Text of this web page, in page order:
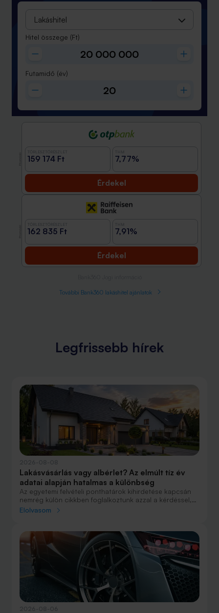
Lakáshitel
Hitel összege (Ft)
Futamidő (év)
159 174 Ft 7,77%
Érdekel
162 835 Ft 7,91%
Érdekel
További Bank360 lakáshitel ajánlatok
Legfrissebb hírek
Lakásvásárlás vagy albérlet? Az elmúlt tíz év
adatai alapján hatalmas a különbség
Az egyetemi felvételi ponthatárok kihirdetése kapcsán
nemrég külön cikkben foglalkoztunk azzal a kérdéssel,
hogy lakást venni vagy vásárolni éri meg jobban. Előző
csak teheti, annak mindenképpen megéri a
lakásvásárlás. De mi a helyzet akkor, ha inkább a
múltbéli adatokra koncentrálunk? Hogyan áll ma valaki,
aki 2016-ban lakást vásárolt, illetve valaki, aki a bérlés
mellett döntött, illetve jobb híján arra kényszerült?
Elolvasom